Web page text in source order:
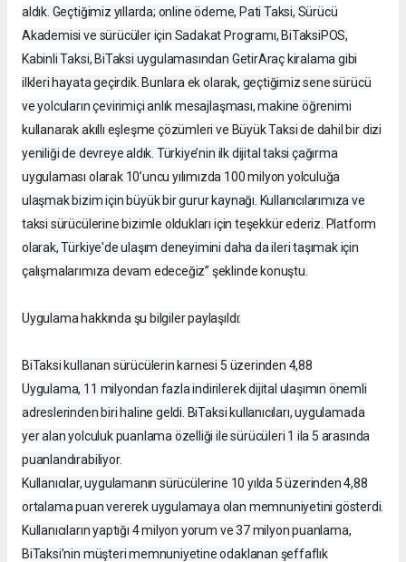
aldık. Geçtiğimiz yıllarda; online ödeme, Pati Taksi, Sürücü
Akademisi ve sürücüler için Sadakat Programı, BiTaksiPOS,
Kabinli Taksi, BiTaksi uygulamasından GetirAraç kiralama gibi
ilkleri hayata geçirdik. Bunlara ek olarak, geçtiğimiz sene sürücü
ve yolcuların çevirimiçi anlık mesajlaşması, makine öğrenimi
kullanarak akıllı eşleşme çözümleri ve Büyük Taksi de dahil bir dizi
yeniliği de devreye aldık. Türkiye’nin ilk dijital taksi çağırma
uygulaması olarak 10’uncu yılımızda 100 milyon yolculuğa
ulaşmak bizim için büyük bir gurur kaynağı. Kullanıcılarımıza ve
taksi sürücülerine bizimle oldukları için teşekkür ederiz. Platform
olarak, Türkiye'de ulaşım deneyimini daha da ileri taşımak için
çalışmalarımıza devam edeceğiz” şeklinde konuştu.
Uygulama hakkında şu bilgiler paylaşıldı:
BiTaksi kullanan sürücülerin karnesi 5 üzerinden 4,88
Uygulama, 11 milyondan fazla indirilerek dijital ulaşımın önemli
adreslerinden biri haline geldi. BiTaksi kullanıcıları, uygulamada
yer alan yolculuk puanlama özelliği ile sürücüleri 1 ila 5 arasında
puanlandırabiliyor.
Kullanıcılar, uygulamanın sürücülerine 10 yılda 5 üzerinden 4,88
ortalama puan vererek uygulamaya olan memnuniyetini gösterdi.
Kullanıcıların yaptığı 4 milyon yorum ve 37 milyon puanlama,
BiTaksi’nin müşteri memnuniyetine odaklanan şeffaflık